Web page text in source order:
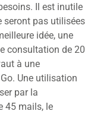
Il est inutile
seront pas utilisées
idée, une
consultation de 20
à une
Une utilisation
par la
45 mails, le